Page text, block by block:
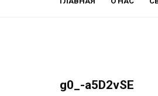
g0_-a5D2vSE